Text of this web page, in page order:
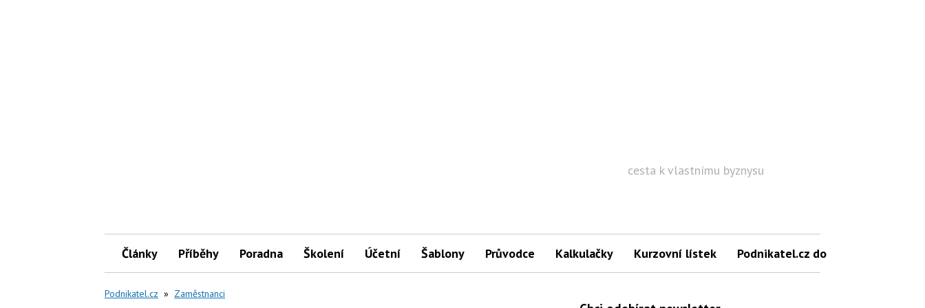
cesta k vlastnímu byznysu
Články Příběhy Poradna Školení Účetní Šablony Průvodce Kalkulačky Kurzovní lístek Podnikatel.cz do mailu
Podnikatel.cz » Zaměstnanci